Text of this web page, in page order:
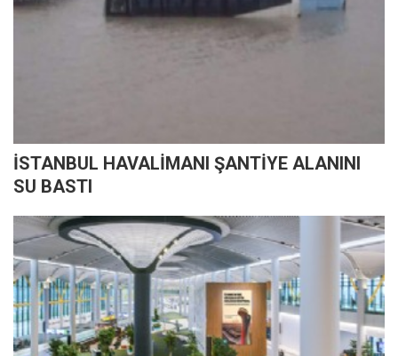
İSTANBUL HAVALİMANI ŞANTİYE ALANINI
SU BASTI